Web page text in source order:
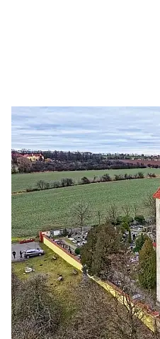
Zastanem se
Politika • Volební seriál #02:
městě
Jakými nástroji navrhujete
13 do procesů developerské
Třebonice a Chaby, kterou
Metropolitn...